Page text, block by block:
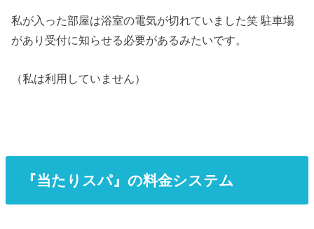
私が入った部屋は浴室の電気が切れていました笑 駐車場
があり受付に知らせる必要があるみたいです。
（私は利用していません）
『当たりスパ』の料金システム